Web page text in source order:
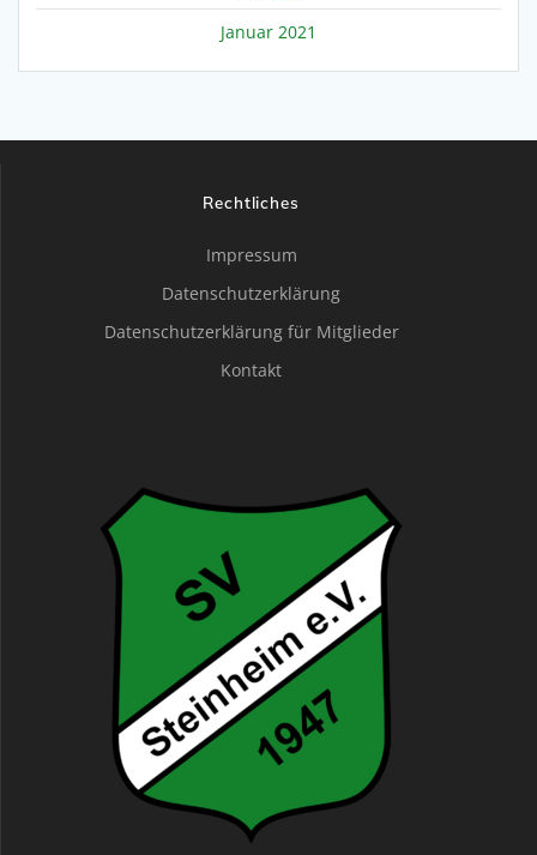
Januar 2021
Rechtliches
Impressum
Datenschutzerklärung
Datenschutzerklärung für Mitglieder
Kontakt